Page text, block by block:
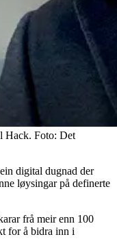
Hack. Foto: Det
digital dugnad der
løysingar på definerte
frå meir enn 100
for å bidra inn i